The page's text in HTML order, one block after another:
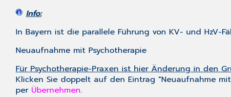
Info:
In Bayern ist die parallele Führung von KV- und
Neuaufnahme mit Psychotherapie
Für Psychotherapie-Praxen ist hier Änderung in den
Klicken Sie doppelt auf den Eintrag "Neuaufnahme
per Übernehmen.